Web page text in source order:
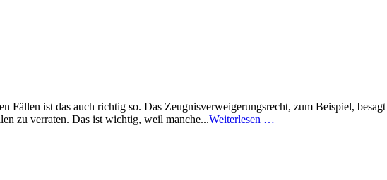
Fällen ist das auch richtig so. Das Zeugnisverweigerungsrecht, zum Beispiel,
zu verraten. Das ist wichtig, weil manche...Weiterlesen …